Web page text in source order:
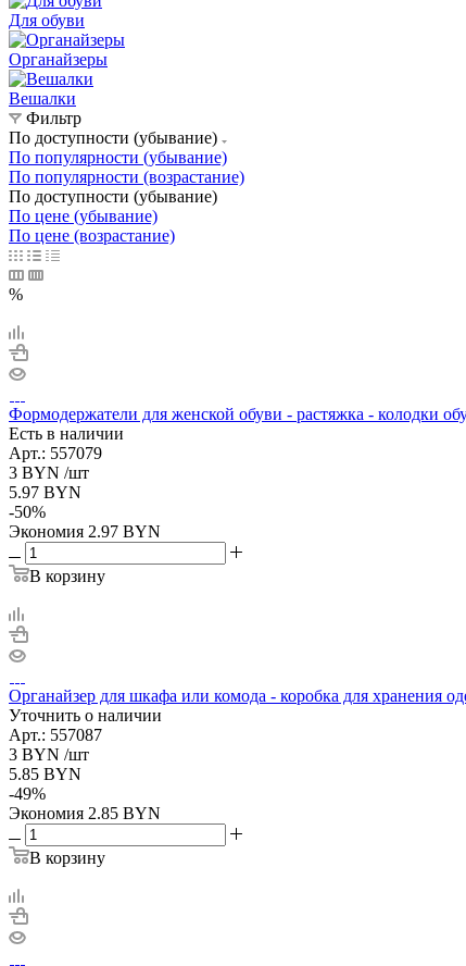
Для обуви
Органайзеры
Вешалки
Фильтр
По доступности (убывание)
По популярности (убывание)
По популярности (возрастание)
По доступности (убывание)
По цене (убывание)
По цене (возрастание)
%
Формодержатели для женской обуви - растяжка - колодки
Есть в наличии
Арт.: 557079
3 BYN /шт
5.97 BYN
-50%
Экономия 2.97 BYN
В корзину
Органайзер для шкафа или комода - коробка для хранения
Уточнить о наличии
Арт.: 557087
3 BYN /шт
5.85 BYN
-49%
Экономия 2.85 BYN
В корзину